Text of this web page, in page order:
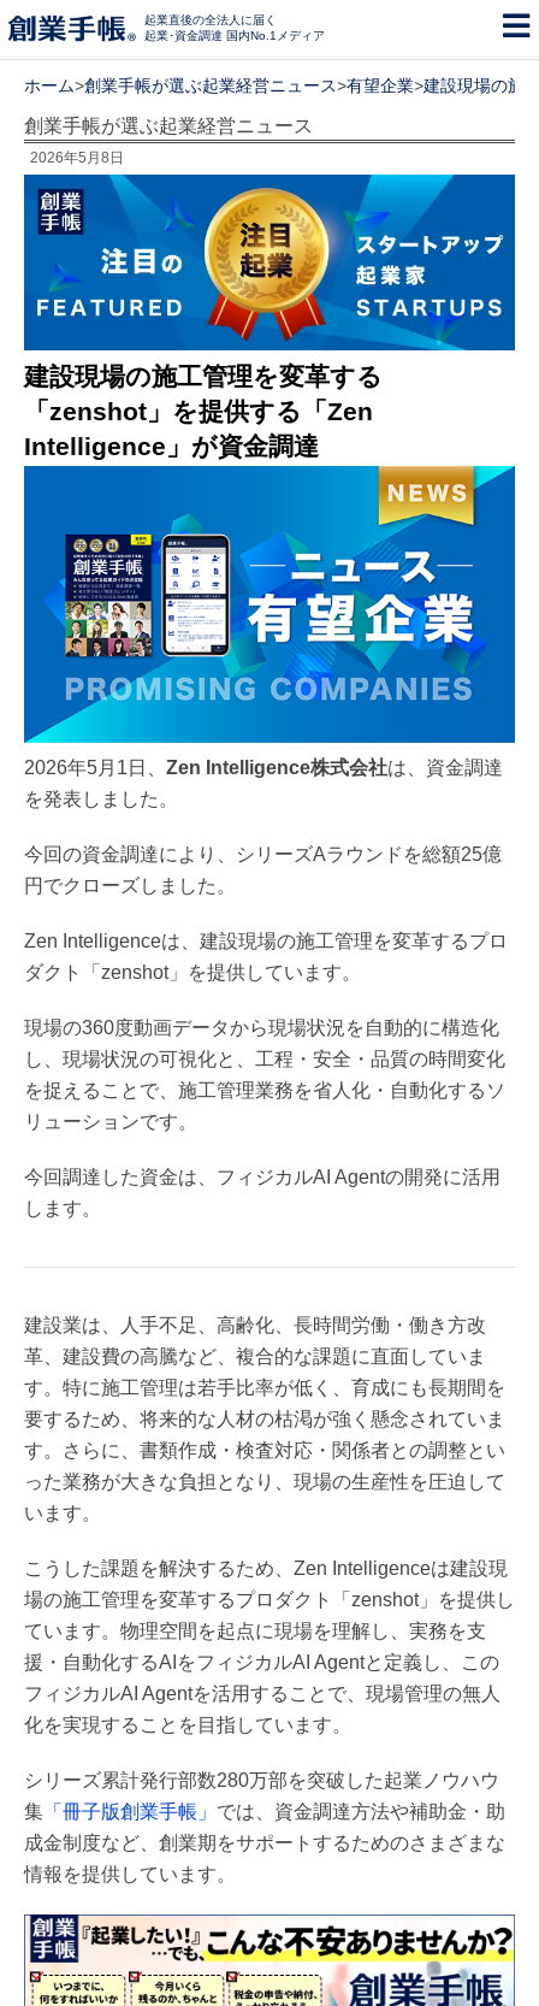
起業直後の全法人に届く
起業･資金調達 国内No.1メディア
ホーム>創業手帳が選ぶ起業経営ニュース>有望企業>建設現場の施
創業手帳が選ぶ起業経営ニュース
2026年5月8日
建設現場の施工管理を変革する
「zenshot」を提供する「Zen
Intelligence」が資金調達
2026年5月1日、 Zen Intelligence株式会社は、資金調達
を発表しました。
今回の資金調達により、シリーズAラウンドを総額25億
円でクローズしました。
Zen Intelligenceは、建設現場の施工管理を変革するプロ
ダクト「zenshot」を提供しています。
現場の360度動画データから現場状況を自動的に構造化
し、現場状況の可視化と、工程・安全・品質の時間変化
を捉えることで、施工管理業務を省人化・自動化するソ
リューションです。
今回調達した資金は、フィジカルAI Agentの開発に活用
します。
建設業は、人手不足、高齢化、長時間労働・働き方改
革、建設費の高騰など、複合的な課題に直面していま
す。特に施工管理は若手比率が低く、育成にも長期間を
要するため、将来的な人材の枯渇が強く懸念されていま
す。さらに、書類作成・検査対応・関係者との調整とい
った業務が大きな負担となり、現場の生産性を圧迫して
います。
こうした課題を解決するため、Zen Intelligenceは建設現
場の施工管理を変革するプロダクト「zenshot」を提供し
ています。物理空間を起点に現場を理解し、実務を支
援・自動化するAIをフィジカルAI Agentと定義し、この
フィジカルAI Agentを活用することで、現場管理の無人
化を実現することを目指しています。
シリーズ累計発行部数280万部を突破した起業ノウハウ
集 「冊子版創業手帳」 では、資金調達方法や補助金・助
成金制度など、創業期をサポートするためのさまざまな
情報を提供しています。